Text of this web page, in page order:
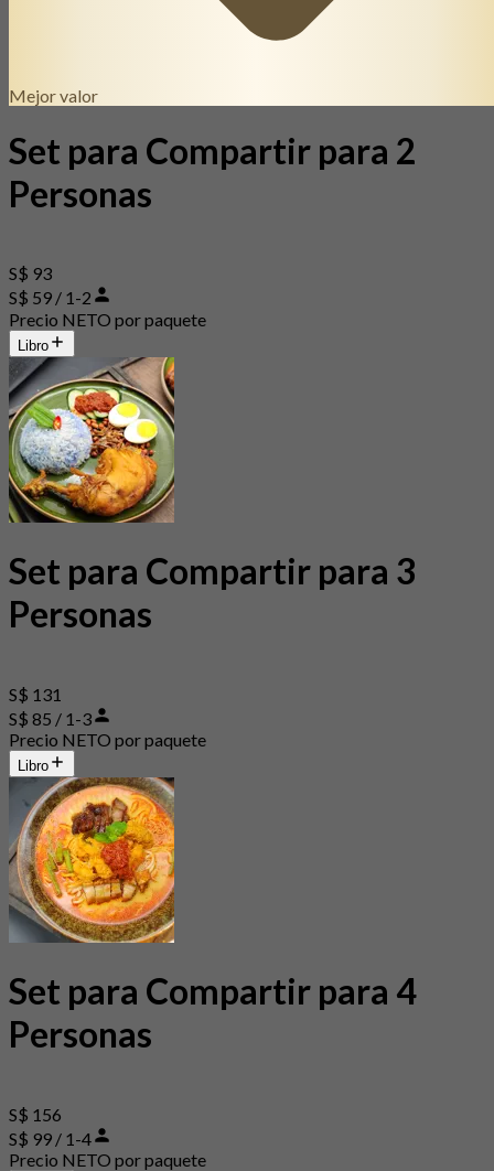
Mejor valor
Set para Compartir para 2
Personas
S$ 93
S$ 59 / 1-2
Precio NETO por paquete
Libro
Set para Compartir para 3
Personas
S$ 131
S$ 85 / 1-3
Precio NETO por paquete
Libro
Set para Compartir para 4
Personas
S$ 156
S$ 99 / 1-4
Precio NETO por paquete